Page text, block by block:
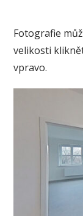
Fotografie
velikosti
vpravo.